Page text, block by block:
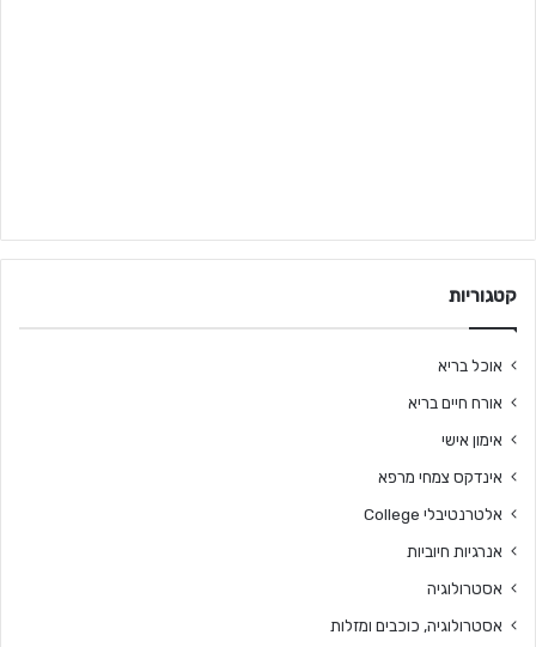
קטגוריות
אוכל בריא
אורח חיים בריא
אימון אישי
אינדקס צמחי מרפא
אלטרנטיבלי College
אנרגיות חיוביות
אסטרולוגיה
אסטרולוגיה, כוכבים ומזלות